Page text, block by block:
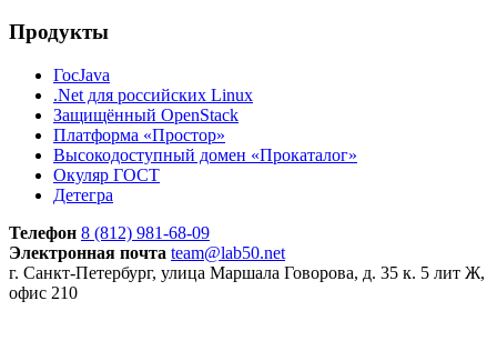
Продукты
ГосJava
.Net для российских Linux
Защищённый OpenStack
Платформа «Простор»
Высокодоступный домен «Прокаталог»
Окуляр ГОСТ
Детегра
Телефон 8 (812) 981-68-09
Электронная почта team@lab50.net
г. Санкт-Петербург, улица Маршала Говорова, д. 35 к. 5 лит Ж,
офис 210